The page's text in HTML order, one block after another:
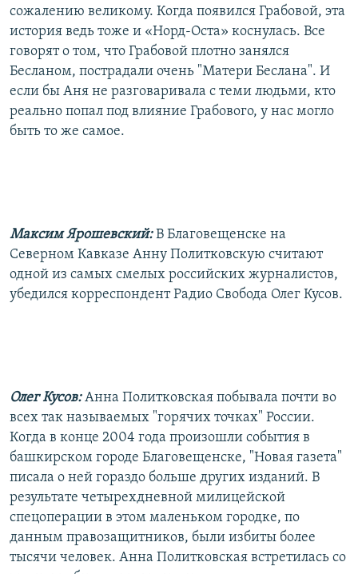
сожалению великому. Когда появился Грабовой, эта
история ведь тоже и «Норд-Оста» коснулась. Все
говорят о том, что Грабовой плотно занялся
Бесланом, пострадали очень "Матери Беслана". И
если бы Аня не разговаривала с теми людьми, кто
реально попал под влияние Грабового, у нас могло
быть то же самое.
Максим Ярошевский: В Благовещенске на
Северном Кавказе Анну Политковскую считают
одной из самых смелых российских журналистов,
убедился корреспондент Радио Свобода Олег Кусов.
Олег Кусов:Анна Политковская побывала почти во
всех так называемых "горячих точках" России.
Когда в конце 2004 года произошли события в
башкирском городе Благовещенске, "Новая газета"
писала о ней гораздо больше других изданий. В
результате четырехдневной милицейской
спецоперации в этом маленьком городке, по
данным правозащитников, были избиты более
тысячи человек. Анна Политковская встретилась со